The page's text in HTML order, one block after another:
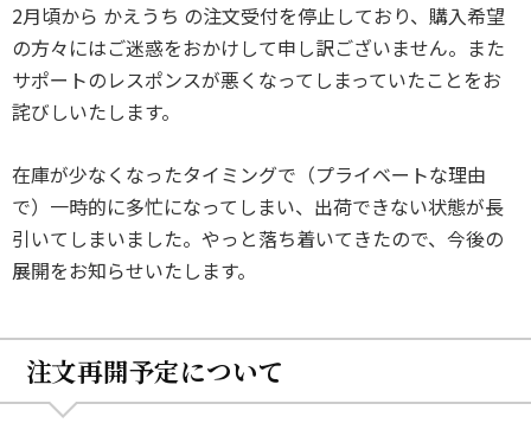
2月頃から かえうち の注文受付を停止しており、購入希望
の方々にはご迷惑をおかけして申し訳ございません。また
サポートのレスポンスが悪くなってしまっていたことをお
詫びしいたします。
在庫が少なくなったタイミングで（プライベートな理由
で）一時的に多忙になってしまい、出荷できない状態が長
引いてしまいました。やっと落ち着いてきたので、今後の
展開をお知らせいたします。
注文再開予定について